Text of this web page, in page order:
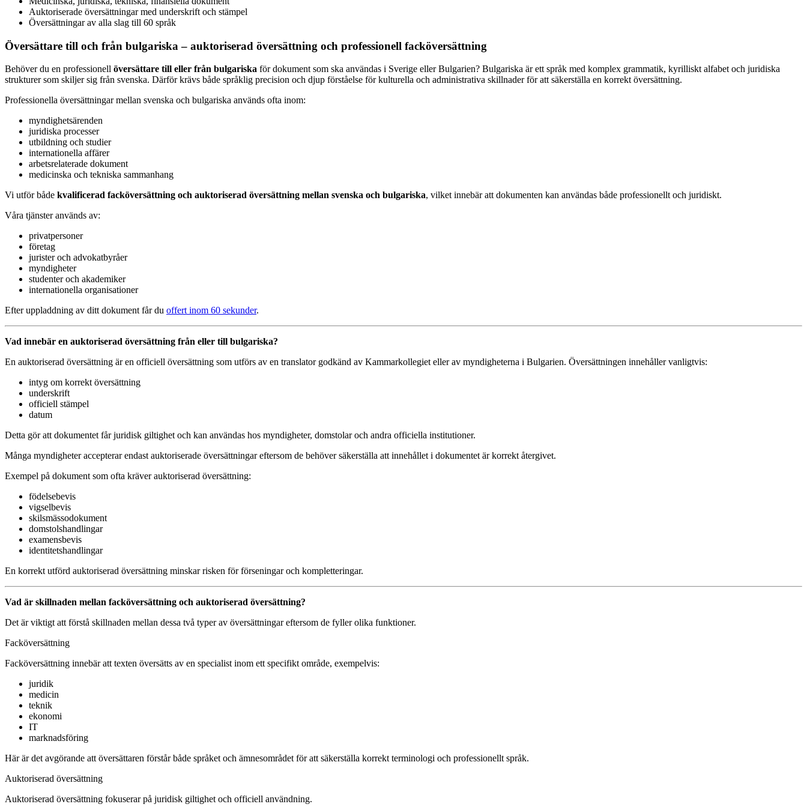
Auktoriserade översättningar med underskrift och stämpel
Översättningar av alla slag till 60 språk
Översättare till och från bulgariska – auktoriserad översättning och professionell facköversättning
Behöver du en professionell översättare till eller från bulgariska för dokument som ska användas i Sverige eller Bulgarien? Bulgariska är ett språk med komplex grammatik, kyrilliskt alfabet och juridiska
strukturer som skiljer sig från svenska. Därför krävs både språklig precision och djup förståelse för kulturella och administrativa skillnader för att säkerställa en korrekt översättning.
Professionella översättningar mellan svenska och bulgariska används ofta inom:
myndighetsärenden
juridiska processer
utbildning och studier
internationella affärer
arbetsrelaterade dokument
medicinska och tekniska sammanhang
Vi utför både kvalificerad facköversättning och auktoriserad översättning mellan svenska och bulgariska, vilket innebär att dokumenten kan användas både professionellt och juridiskt.
Våra tjänster används av:
privatpersoner
företag
jurister och advokatbyråer
myndigheter
studenter och akademiker
internationella organisationer
Efter uppladdning av ditt dokument får du offert inom 60 sekunder.
Vad innebär en auktoriserad översättning från eller till bulgariska?
En auktoriserad översättning är en officiell översättning som utförs av en translator godkänd av Kammarkollegiet eller av myndigheterna i Bulgarien. Översättningen innehåller vanligtvis:
intyg om korrekt översättning
underskrift
officiell stämpel
datum
Detta gör att dokumentet får juridisk giltighet och kan användas hos myndigheter, domstolar och andra officiella institutioner.
Många myndigheter accepterar endast auktoriserade översättningar eftersom de behöver säkerställa att innehållet i dokumentet är korrekt återgivet.
Exempel på dokument som ofta kräver auktoriserad översättning:
födelsebevis
vigselbevis
skilsmässodokument
domstolshandlingar
examensbevis
identitetshandlingar
En korrekt utförd auktoriserad översättning minskar risken för förseningar och kompletteringar.
Vad är skillnaden mellan facköversättning och auktoriserad översättning?
Det är viktigt att förstå skillnaden mellan dessa två typer av översättningar eftersom de fyller olika funktioner.
Facköversättning
Facköversättning innebär att texten översätts av en specialist inom ett specifikt område, exempelvis:
juridik
medicin
teknik
ekonomi
IT
marknadsföring
Här är det avgörande att översättaren förstår både språket och ämnesområdet för att säkerställa korrekt terminologi och professionellt språk.
Auktoriserad översättning
Auktoriserad översättning fokuserar på juridisk giltighet och officiell användning.